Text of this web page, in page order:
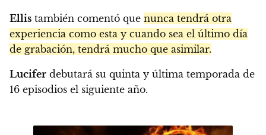
Ellis también comentó que nunca tendrá otra
experiencia como esta y cuando sea el último día
de grabación, tendrá mucho que asimilar.
Lucifer debutará su quinta y última temporada de
16 episodios el siguiente año.